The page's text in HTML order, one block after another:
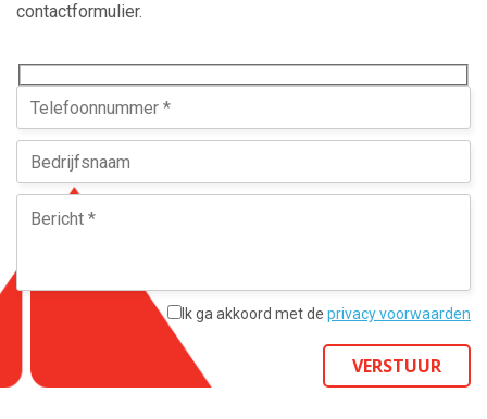
contactformulier.
Ik ga akkoord met de privacy voorwaarden
VERSTUUR